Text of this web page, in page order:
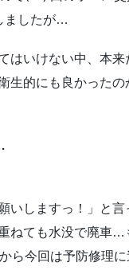
ましたが…
はいけない中、本
生的にも良かった
いしますっ！」と言
ねても水没で廃車…
ら今回は予防修理に